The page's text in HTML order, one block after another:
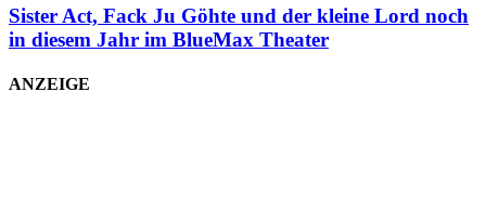
Sister Act, Fack Ju Göhte und der kleine Lord noch
in diesem Jahr im BlueMax Theater
ANZEIGE